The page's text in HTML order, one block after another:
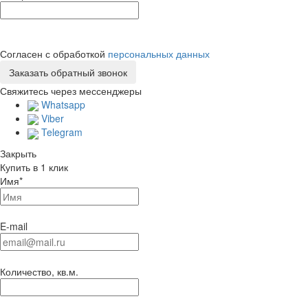
Согласен с обработкой персональных данных
Свяжитесь через мессенджеры
Whatsapp
Viber
Telegram
Закрыть
Купить в 1 клик
Имя*
E-mail
Количество, кв.м.